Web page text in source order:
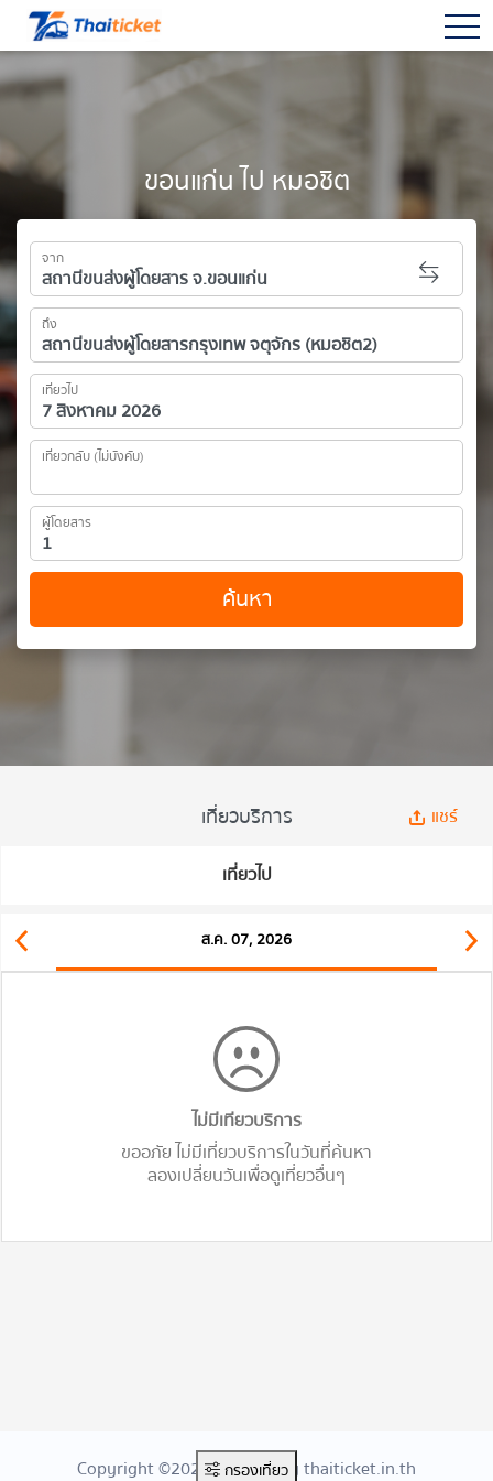
ขอนแก่น ไป หมอชิต
จาก
ถึง
เที่ยวไป
เที่ยวกลับ (ไม่บังคับ)
ผู้โดยสาร
ค้นหา
เที่ยวบริการ แชร์
เที่ยวไป
ส.ค. 07, 2026
ไม่มีเทียวบริการ
ขออภัย ไม่มีเที่ยวบริการในวันที่ค้นหา
ลองเปลี่ยนวันเพื่อดูเที่ยวอื่นๆ
กรองเที่ยว
Copyright ©2026 Created By thaiticket.in.th